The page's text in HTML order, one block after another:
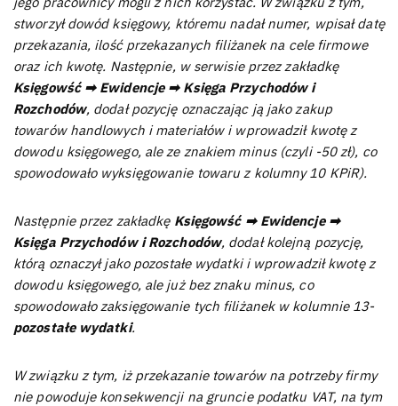
stworzył dowód księgowy, któremu nadał numer, wpisał datę
przekazania, ilość przekazanych filiżanek na cele firmowe
oraz ich kwotę. Następnie, w serwisie przez zakładkę
Księgowść ➡ Ewidencje ➡ Księga Przychodów i
Rozchodów, dodał pozycję oznaczając ją jako zakup
towarów handlowych i materiałów i wprowadził kwotę z
dowodu księgowego, ale ze znakiem minus (czyli -50 zł), co
spowodowało wyksięgowanie towaru z kolumny 10 KPiR).
Następnie przez zakładkę Księgowść ➡ Ewidencje ➡
Księga Przychodów i Rozchodów, dodał kolejną pozycję,
którą oznaczył jako pozostałe wydatki i wprowadził kwotę z
dowodu księgowego, ale już bez znaku minus, co
spowodowało zaksięgowanie tych filiżanek w kolumnie 13-
pozostałe wydatki.
W związku z tym, iż przekazanie towarów na potrzeby firmy
nie powoduje konsekwencji na gruncie podatku VAT, na tym